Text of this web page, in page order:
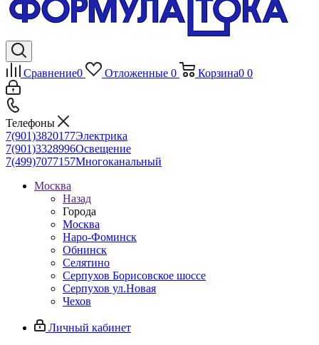
Сравнение0 Отложенные 0 Корзина0 0
Телефоны
7(901)3820177Электрика
7(901)3328996Освещение
7(499)7077157Многоканальный
Москва
Назад
Города
Москва
Наро-Фоминск
Обнинск
Селятино
Серпухов Борисовское шоссе
Серпухов ул.Новая
Чехов
Личный кабинет